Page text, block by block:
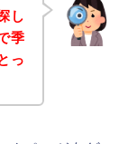
し
季
っ